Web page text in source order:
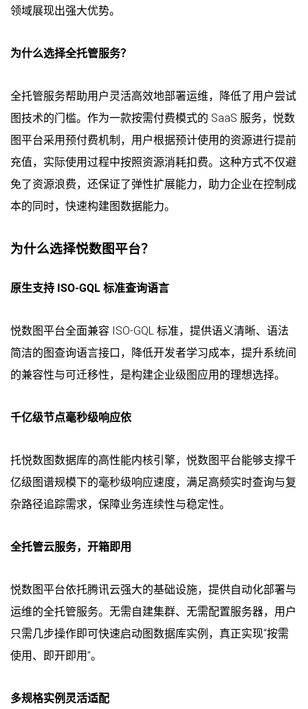
领域展现出强大优势。
为什么选择全托管服务？
全托管服务帮助用户灵活高效地部署运维，降低了用户尝试
图技术的门槛。作为一款按需付费模式的 SaaS 服务，悦数
图平台采用预付费机制，用户根据预计使用的资源进行提前
充值，实际使用过程中按照资源消耗扣费。这种方式不仅避
免了资源浪费，还保证了弹性扩展能力，助力企业在控制成
本的同时，快速构建图数据能力。
为什么选择悦数图平台？
原生支持 ISO-GQL 标准查询语言
悦数图平台全面兼容 ISO-GQL 标准，提供语义清晰、语法
简洁的图查询语言接口，降低开发者学习成本，提升系统间
的兼容性与可迁移性，是构建企业级图应用的理想选择。
千亿级节点毫秒级响应依
托悦数图数据库的高性能内核引擎，悦数图平台能够支撑千
亿级图谱规模下的毫秒级响应速度，满足高频实时查询与复
杂路径追踪需求，保障业务连续性与稳定性。
全托管云服务，开箱即用
悦数图平台依托腾讯云强大的基础设施，提供自动化部署与
运维的全托管服务。无需自建集群、无需配置服务器，用户
只需几步操作即可快速启动图数据库实例，真正实现“按需
使用、即开即用”。
多规格实例灵活适配